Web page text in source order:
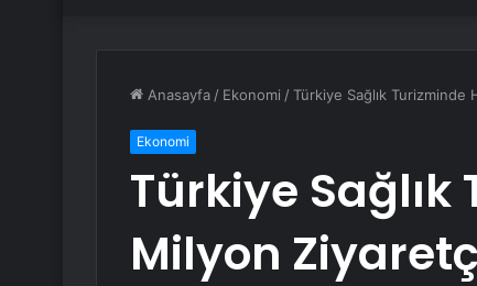
Anasayfa / Ekonomi /Türkiye Sağlık
Ekonomi
Türkiye Sağlık
Milyon